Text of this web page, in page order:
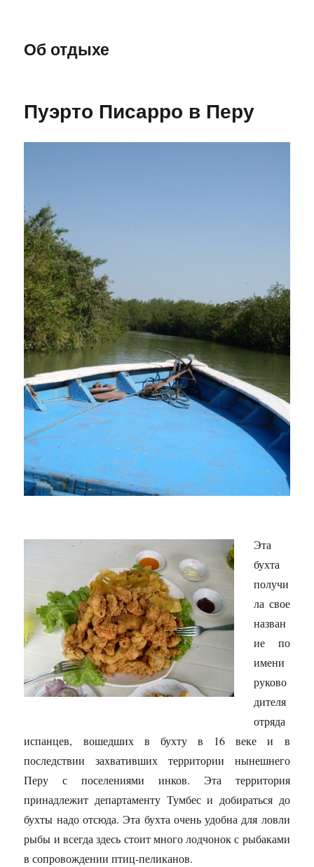
Об отдыхе
Пуэрто Писарро в Перу
Эта
бухта
получи
ла свое
назван
ие по
имени
руково
дителя
отряда
испанцев, вошедших в бухту в 16 веке и в
последствии захвативших территории нынешнего
Перу с поселениями инков. Эта территория
принадлежит департаменту Тумбес и добираться до
бухты надо отсюда. Эта бухта очень удобна для ловли
рыбы и всегда здесь стоит много лодчонок с рыбаками
в сопровождении птиц-пеликанов.